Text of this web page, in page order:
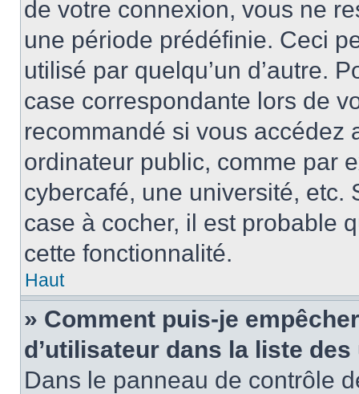
de votre connexion, vous ne
une période prédéfinie. Ceci
utilisé par quelqu’un d’autre.
case correspondante lors de
recommandé si vous accédez
ordinateur public, comme par
cybercafé, une université, etc.
case à cocher, il est probable
cette fonctionnalité.
Haut
» Comment puis-je
d’utilisateur dans la liste
Dans le panneau de contrôle